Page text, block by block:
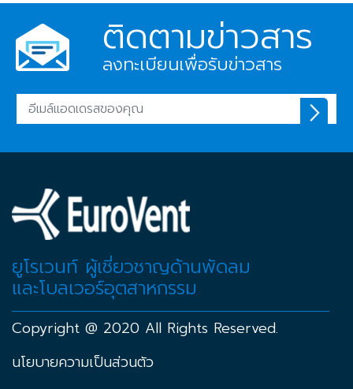
ติดตามข่าวสาร
ลงทะเบียนเพื่อรับข่าวสาร
ยูโรเวนท์ ผู้เชี่ยวชาญด้านพัดลม
และโบลเวอร์อุตสาหกรรม
Copyright @ 2020 All Rights Reserved.
นโยบายความเป็นส่วนตัว